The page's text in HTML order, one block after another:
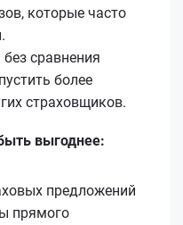
которые часто
сравнения
более
страховщиков.
выгоднее:
предложений
прямого